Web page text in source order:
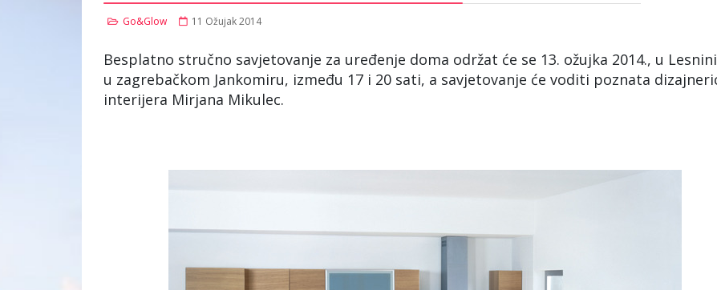
Go&Glow 11 Ožujak 2014
Besplatno stručno savjetovanje za uređenje doma održat će se 13. ožujka 2014., u Lesnini
u zagrebačkom Jankomiru, između 17 i 20 sati, a savjetovanje će voditi poznata
interijera Mirjana Mikulec.